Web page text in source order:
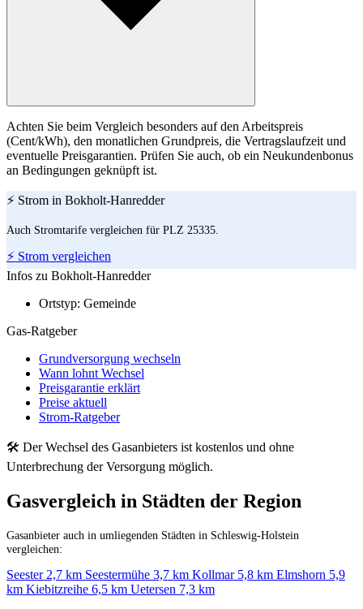
Achten Sie beim Vergleich besonders auf den Arbeitspreis
(Cent/kWh), den monatlichen Grundpreis, die Vertragslaufzeit und
eventuelle Preisgarantien. Prüfen Sie auch, ob ein Neukundenbonus
an Bedingungen geknüpft ist.
⚡ Strom in Bokholt-Hanredder
Auch Stromtarife vergleichen für PLZ 25335.
⚡ Strom vergleichen
Infos zu Bokholt-Hanredder
Ortstyp: Gemeinde
Gas-Ratgeber
Grundversorgung wechseln
Wann lohnt Wechsel
Preisgarantie erklärt
Preise aktuell
Strom-Ratgeber
🛠 Der Wechsel des Gasanbieters ist kostenlos und ohne
Unterbrechung der Versorgung möglich.
Gasvergleich in Städten der Region
Gasanbieter auch in umliegenden Städten in Schleswig-Holstein
vergleichen:
Seester 2,7 km Seestermühe 3,7 km Kollmar 5,8 km Elmshorn 5,9
km Kiebitzreihe 6,5 km Uetersen 7,3 km